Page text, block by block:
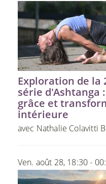
Exploration de la
série d'Ashtanga
grâce et
intérieure
avec Nathalie Colavitti
Ven. août 28, 18:30 -